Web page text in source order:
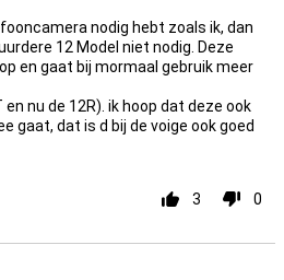
nodig hebt zoals ik, dan
12 Model niet nodig. Deze
en gaat bij mormaal gebruik meer
nu de 12R). ik hoop dat deze ook
gaat, dat is d bij de voige ook goed
3 0